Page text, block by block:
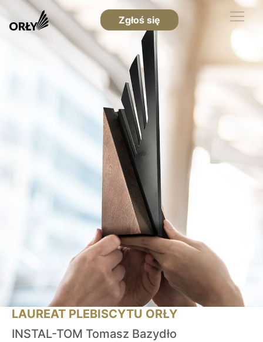
Zgłoś się
LAUREAT PLEBISCYTU ORŁY
INSTAL-TOM Tomasz Bazydło